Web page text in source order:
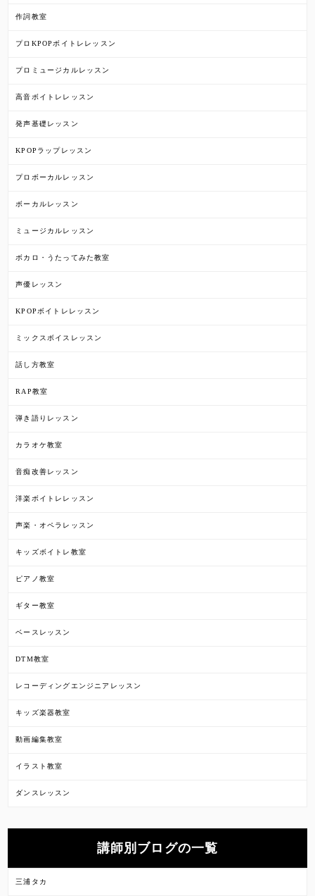
作詞教室
プロKPOPボイトレレッスン
プロミュージカルレッスン
高音ボイトレレッスン
発声基礎レッスン
KPOPラップレッスン
プロボーカルレッスン
ボーカルレッスン
ミュージカルレッスン
ボカロ・うたってみた教室
声優レッスン
KPOPボイトレレッスン
ミックスボイスレッスン
話し方教室
RAP教室
弾き語りレッスン
カラオケ教室
音痴改善レッスン
洋楽ボイトレレッスン
声楽・オペラレッスン
キッズボイトレ教室
ピアノ教室
ギター教室
ベースレッスン
DTM教室
レコーディングエンジニアレッスン
キッズ楽器教室
動画編集教室
イラスト教室
ダンスレッスン
講師別ブログの一覧
三浦タカ